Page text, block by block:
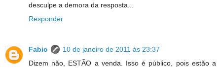
desculpe a demora da resposta...
Responder
Fabio
10 de janeiro de 2011 às 23:37
Dizem não, ESTÃO a venda. Isso é público, pois estão a